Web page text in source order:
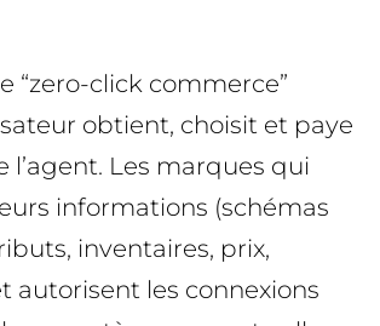
“zero-click commerce”
obtient, choisit et paye
l’agent. Les marques qui
informations (schémas
inventaires, prix,
autorisent les connexions